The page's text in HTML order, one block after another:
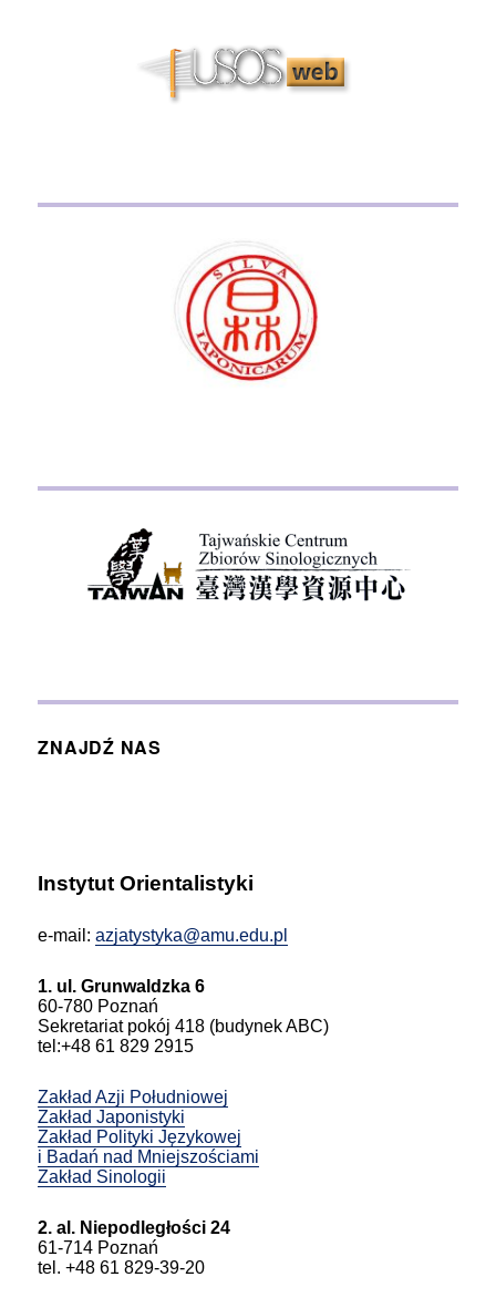
ZNAJDŹ NAS
Instytut Orientalistyki
e-mail:azjatystyka@amu.edu.pl
1. ul. Grunwaldzka 6
60-780 Poznań
Sekretariat pokój 418 (budynek ABC)
tel:+48 61 829 2915
Zakład Azji Południowej
Zakład Japonistyki
Zakład Polityki Językowej
i Badań nad Mniejszościami
Zakład Sinologii
2. al. Niepodległości 24
61-714 Poznań
tel. +48 61 829-39-20